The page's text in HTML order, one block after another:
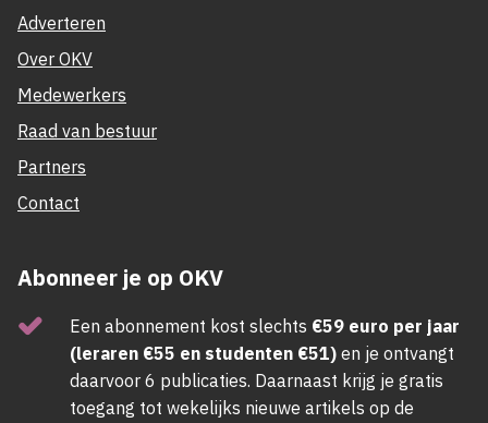
Adverteren
Over OKV
Medewerkers
Raad van bestuur
Partners
Contact
Abonneer je op OKV
Een abonnement kost slechts €59 euro per jaar
(leraren €55 en studenten €51) en je ontvangt
daarvoor 6 publicaties. Daarnaast krijg je gratis
toegang tot wekelijks nieuwe artikels op de